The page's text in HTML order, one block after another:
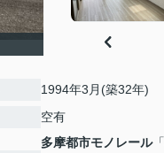
1994年3月(築32年)
空有
多摩都市モノレール「